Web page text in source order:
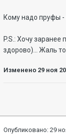
Кому надо пруфы -
P.S.: Хочу
здорово)... Жаль
Изменено 29 ноя
Опубликовано:29